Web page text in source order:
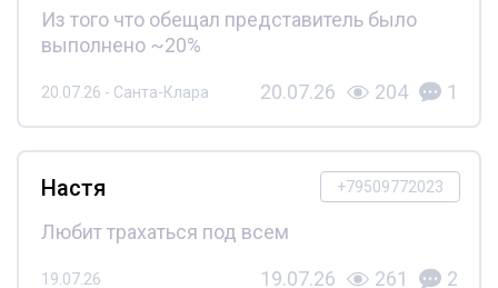
Из того что обещал представитель было
выполнено ~20%
20.07.26 - Санта-Клара 20.07.26 204 1
+79509772023
Настя
Любит трахаться под всем
19.07.26 19.07.26 261 2